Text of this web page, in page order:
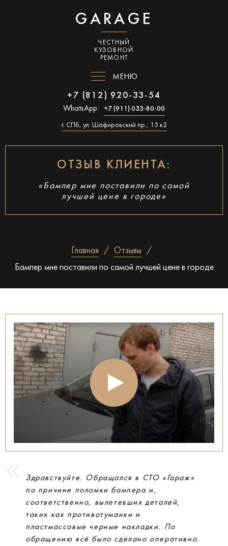
GARAGE
ЧЕСТНЫЙ
КУЗОВНОЙ
РЕМОНТ
МЕНЮ
+7 (812) 920-33-54
WhatsApp: +7 (911) 033-80-00
г. СПб, ул. Шафировский пр., 15 к2
ОТЗЫВ КЛИЕНТА:
«Бампер мне поставили по самой
лучшей цене в городе»
Главная
Отзывы
Бампер мне поставили по самой лучшей цене в городе
Здравствуйте. Обращался в СТО «Гараж»
по причине поломки бампера и,
соответственно, вылетевших деталей,
таких как противотуманки и
пластмассовые черные накладки. По
обращению всё было сделано оперативно.